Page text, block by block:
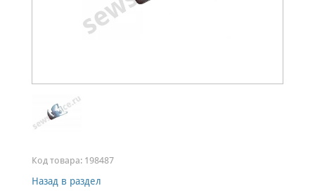
Код товара: 198487
Назад в раздел